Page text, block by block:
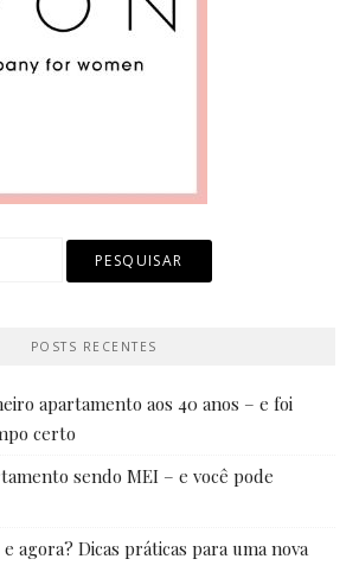
POSTS RECENTES
apartamento aos 40 anos – e foi
certo
sendo MEI – e você pode
agora? Dicas práticas para uma nova